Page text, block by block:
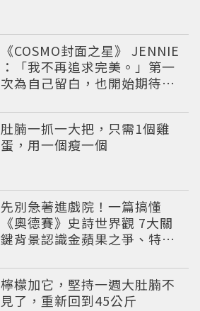
《COSMO封面之星》 JENNIE
：「我不再追求完美。」第一
次為自己留白，也開始期待未
肚腩一抓一大把，只需1個雞
蛋，用一個瘦一個
先別急著進戲院！一篇搞懂
《奧德賽》史詩世界觀 7大關
鍵背景認識金蘋果之爭、特洛
檸檬加它，堅持一週大肚腩不
見了，重新回到45公斤